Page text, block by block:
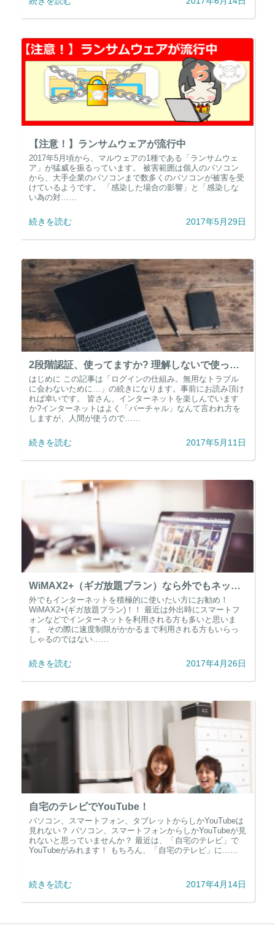
【注意！】ランサムウェアが流行中
2017年5月頃から、マルウェアの1種である「ランサムウェ
ア」が猛威を振るっています。 被害範囲は個人のパソコン
から、大手企業のパソコンまで数多くのパソコンが被害を受
けているようです。 「感染した場合の影響」と「感染しな
い為の対……
続きを読む 2017年5月29日
2段階認証、使ってますか? 理解しないで使っていると…
はじめに この記事は「ログインの仕組み。無用なトラブル
に会わないために…」の続きになります。事前にお読み頂け
れば幸いです。 皆さん、インターネットを楽しんでいます
か?インターネットはよく「バーチャル」なんて言われ方を
しますが、人間が使うので……
続きを読む 2017年5月11日
WiMAX2+（ギガ放題プラン）なら外でもネット使い放題
外でもインターネットを積極的に使いたい方にお勧め！
WiMAX2+(ギガ放題プラン)！！ 最近は外出時にスマートフ
ォンなどでインターネットを利用される方も多いと思いま
す。 その際に速度制限がかかるまで利用される方もいらっ
しゃるのではない……
続きを読む 2017年4月26日
自宅のテレビでYouTube！
パソコン、スマートフォン、タブレットからしかYouTubeは
見れない？ パソコン、スマートフォンからしかYouTubeが見
れないと思っていませんか？ 最近は、「自宅のテレビ」で
YouTubeがみれます！ もちろん、「自宅のテレビ」に……
続きを読む 2017年4月14日